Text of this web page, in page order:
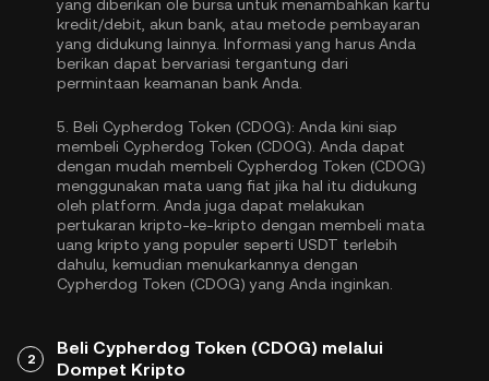
yang diberikan ole bursa untuk menambahkan kartu
kredit/debit, akun bank, atau metode pembayaran
yang didukung lainnya. Informasi yang harus Anda
berikan dapat bervariasi tergantung dari
permintaan keamanan bank Anda.
5. Beli Cypherdog Token (CDOG): Anda kini siap
membeli Cypherdog Token (CDOG). Anda dapat
dengan mudah membeli Cypherdog Token (CDOG)
menggunakan mata uang fiat jika hal itu didukung
oleh platform. Anda juga dapat melakukan
pertukaran kripto-ke-kripto dengan membeli mata
uang kripto yang populer seperti USDT terlebih
dahulu, kemudian menukarkannya dengan
Cypherdog Token (CDOG) yang Anda inginkan.
2
Beli Cypherdog Token (CDOG) melalui
Dompet Kripto